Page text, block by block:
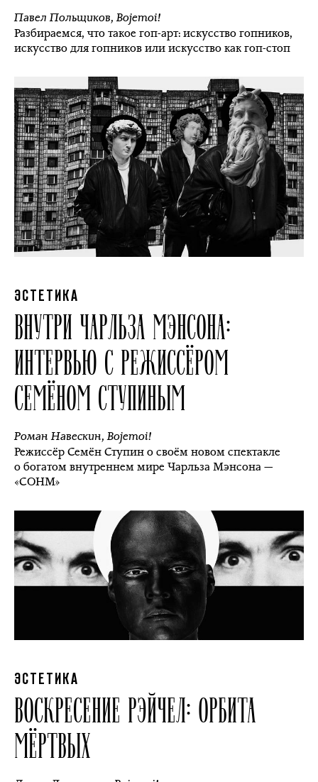
Павел Польщиков,Bojemoi!
Разбираемся, что такое гоп-арт: искусство гопников,
искусство для гопников или искусство как гоп-стоп
ЭСТЕТИКА
ВНУТРИ ЧАРЛЬЗА МЭНСОНА:
ИНТЕРВЬЮ С РЕЖИССЁРОМ
СЕМЁНОМ СТУПИНЫМ
Роман Навескин,Bojemoi!
Режиссёр Семён Ступин о своём новом спектакле
о богатом внутреннем мире Чарльза Мэнсона —
«СОНМ»
ЭСТЕТИКА
ВОСКРЕСЕНИЕ РЭЙЧЕЛ: ОРБИТА
МЁРТВЫХ